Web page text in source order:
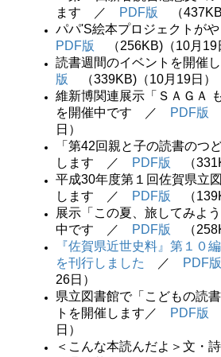
ます ／
PDF版
（
パパ'S絵本プロジェクトが
PDF版
（256KB)（10月19
読書週間のイベントを開
版
（339KB)（10月19日）
維新博関連展示「ＳＡＧＡ
を開催中です ／
PDF版
日）
「第42回親と子の読書のつ
します ／
PDF版
（
平成30年度第１回佐賀県立
します ／
PDF版
（
展示「この夏、旅してみよ
中です ／
PDF版
（
『佐賀県近世史料』第１０
を刊行しました
／ PDF版
26日）
県立図書館で「こどもの読
トを開催します／
PDF版
日）
＜こんな本読んだよ＞文・